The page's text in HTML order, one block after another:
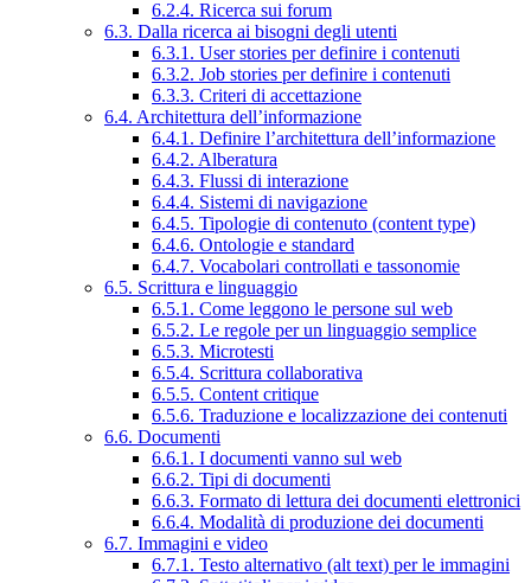
6.2.4. Ricerca sui forum
6.3. Dalla ricerca ai bisogni degli utenti
6.3.1. User stories per definire i contenuti
6.3.2. Job stories per definire i contenuti
6.3.3. Criteri di accettazione
6.4. Architettura dell’informazione
6.4.1. Definire l’architettura dell’informazione
6.4.2. Alberatura
6.4.3. Flussi di interazione
6.4.4. Sistemi di navigazione
6.4.5. Tipologie di contenuto (content type)
6.4.6. Ontologie e standard
6.4.7. Vocabolari controllati e tassonomie
6.5. Scrittura e linguaggio
6.5.1. Come leggono le persone sul web
6.5.2. Le regole per un linguaggio semplice
6.5.3. Microtesti
6.5.4. Scrittura collaborativa
6.5.5. Content critique
6.5.6. Traduzione e localizzazione dei contenuti
6.6. Documenti
6.6.1. I documenti vanno sul web
6.6.2. Tipi di documenti
6.6.3. Formato di lettura dei documenti elettronici
6.6.4. Modalità di produzione dei documenti
6.7. Immagini e video
6.7.1. Testo alternativo (alt text) per le immagini